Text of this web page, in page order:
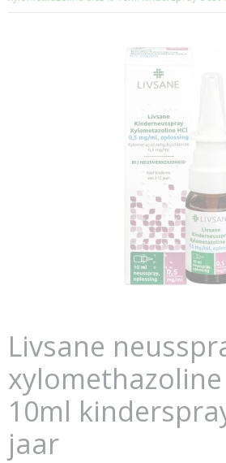
Livsane
xylomethazoline
10ml
jaar